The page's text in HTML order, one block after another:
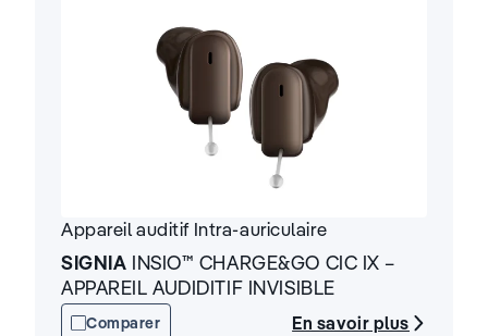
Appareil auditif Intra-auriculaire
SIGNIA INSIO™ CHARGE&GO CIC IX –
APPAREIL AUDIDITIF INVISIBLE
Comparer En savoir plus